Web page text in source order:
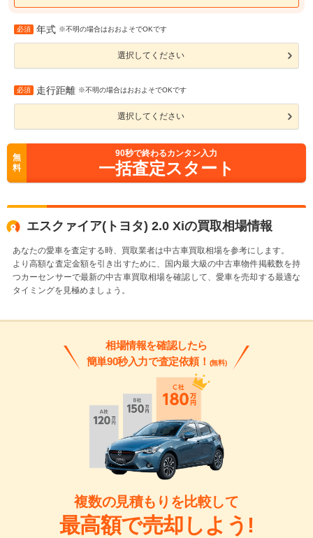
必須 年式 ※不明の場合はおおよそでOKです
選択してください
必須 走行距離 ※不明の場合はおおよそでOKです
選択してください
無
料
90秒で終わるカンタン入力
一括査定スタート
エスクァイア(トヨタ) 2.0 Xiの買取相場情報
あなたの愛車を査定する時、買取業者は中古車買取相場を参考にします。
より高額な査定金額を引き出すために、国内最大級の中古車物件掲載数を持
つカーセンサーで最新の中古車買取相場を確認して、愛車を売却する最適な
タイミングを見極めましょう。
相場情報を確認したら
簡単90秒入力で査定依頼！ (無料)
複数の見積もりを比較して
最高額で売却しよう!